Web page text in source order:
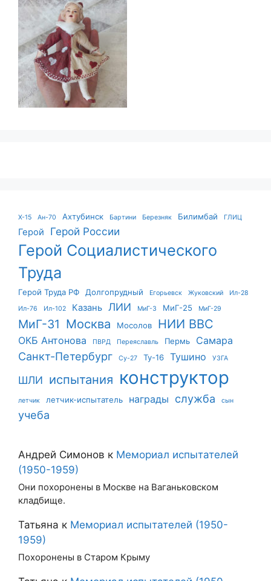
X-15 Ан-70 Ахтубинск Бартини Березняк Билимбай ГЛИЦ
Герой Герой России
Герой Социалистического
Труда
Герой Труда РФ Долгопрудный Егорьевск Жуковский
Ил-28
Ил-76
Ил-102 Казань ЛИИ МиГ-3 МиГ-25 МиГ-29
МиГ-31 Москва Мосолов НИИ ВВС
ОКБ Антонова ПВРД Переяславль Пермь Самара
Санкт-Петербург Су-27 Ту-16 Тушино УЗГА
ШЛИ испытания конструктор
летчик летчик-испытатель награды служба сын
учеба
Андрей Симонов к Мемориал испытателей
(1950-1959)
Они похоронены в Москве на Ваганьковском
кладбище.
Татьяна к Мемориал испытателей (1950-
1959)
Похоронены в Старом Крыму